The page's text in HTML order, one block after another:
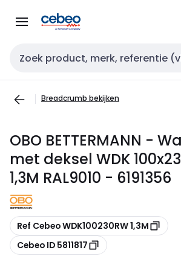
naar
naar
Zoekveld invoer
Breadcrumb bekijken
OBO BETTERMANN -
met deksel WDK
1,3M RAL9010 - 6191356
Kopiëren
Ref Cebeo WDK100230RW 1,3M
Kopiëren
Cebeo ID 5811817